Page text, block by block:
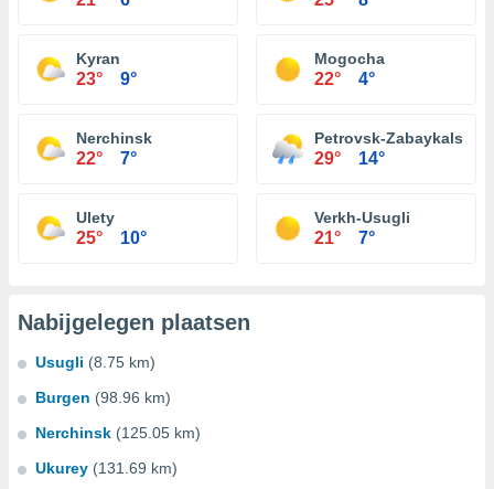
Kyran
23° 9°
Mogocha
22° 4°
Nerchinsk
22° 7°
Petrovsk-Zabaykalsky
29° 14°
Ulety
25° 10°
Verkh-Usugli
21° 7°
Nabijgelegen plaatsen
Usugli (8.75 km)
Burgen (98.96 km)
Nerchinsk (125.05 km)
Ukurey (131.69 km)